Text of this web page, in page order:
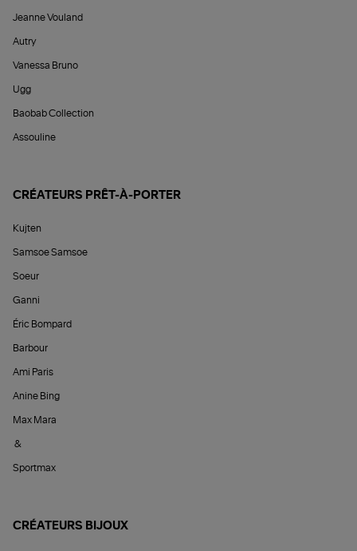
Jeanne Vouland
Autry
Vanessa Bruno
Ugg
Baobab Collection
Assouline
CRÉATEURS PRÊT-À-PORTER
Kujten
Samsoe Samsoe
Soeur
Ganni
Éric Bompard
Barbour
Ami Paris
Anine Bing
Max Mara
&
Sportmax
CRÉATEURS BIJOUX